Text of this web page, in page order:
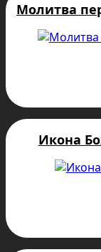
Молитва
Икона